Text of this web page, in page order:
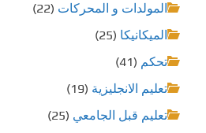
المولدات و المحركات (22)
الميكانيكا (25)
تحكم (41)
تعليم الانجليزية (19)
تعليم قبل الجامعي (25)